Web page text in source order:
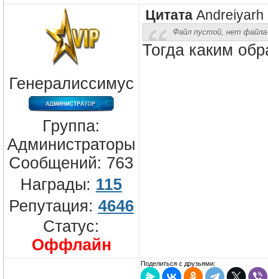
Генералиссимус
Группа:
Администраторы
Сообщений: 763
Награды: 115
Репутация: 4646
Статус:
Оффлайн
Цитата Andreiyarh
Файл пустой, нет
Тогда каким
Поделиться с друзьями: